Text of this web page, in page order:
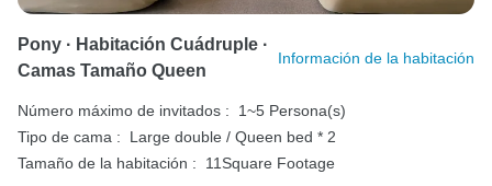
Pony · Habitación Cuádruple ·
Camas Tamaño Queen
Información de la habitación
Número máximo de invitados :
1~5 Persona(s)
Tipo de cama :
Large double / Queen bed * 2
Tamaño de la habitación :
11Square Footage